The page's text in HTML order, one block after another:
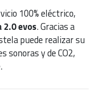
100% eléctrico,
evos. Gracias a
puede realizar su
sonoras y de CO2,